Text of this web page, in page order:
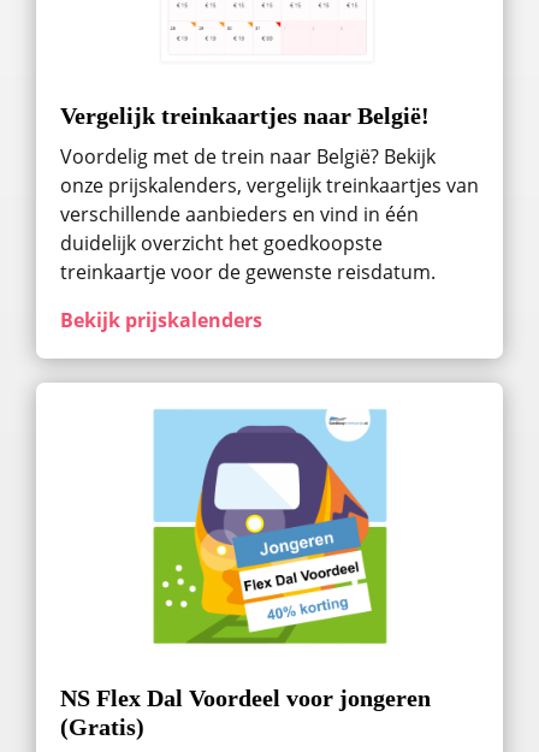
Vergelijk treinkaartjes naar België!
Voordelig met de trein naar België? Bekijk
onze prijskalenders, vergelijk treinkaartjes van
verschillende aanbieders en vind in één
duidelijk overzicht het goedkoopste
treinkaartje voor de gewenste reisdatum.
Bekijk prijskalenders
NS Flex Dal Voordeel voor jongeren
(Gratis)